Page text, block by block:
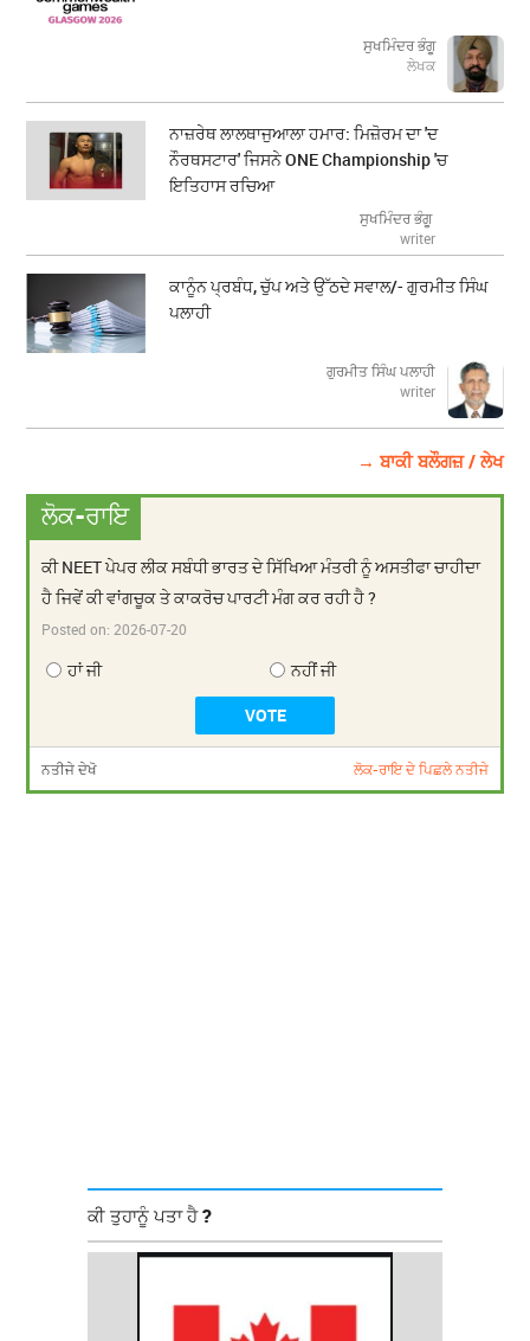
ਸੁਖਮਿੰਦਰ ਭੰਗੂ
ਲੇਖਕ
ਨਾਜ਼ਰੇਥ ਲਾਲਥਾਜੁਆਲਾ ਹਮਾਰ: ਮਿਜ਼ੋਰਮ ਦਾ 'ਦ
ਨੌਰਥਸਟਾਰ' ਜਿਸਨੇ ONE Championship 'ਚ
ਇਤਿਹਾਸ ਰਚਿਆ
ਸੁਖਮਿੰਦਰ ਭੰਗੂ
writer
ਕਾਨੂੰਨ ਪ੍ਰਬੰਧ, ਚੁੱਪ ਅਤੇ ਉੱਠਦੇ ਸਵਾਲ/- ਗੁਰਮੀਤ ਸਿੰਘ
ਪਲਾਹੀ
ਗੁਰਮੀਤ ਸਿੰਘ ਪਲਾਹੀ
writer
→ ਬਾਕੀ ਬਲੌਗਜ਼ / ਲੇਖ
ਲੋਕ-ਰਾਇ
ਕੀ NEET ਪੇਪਰ ਲੀਕ ਸਬੰਧੀ ਭਾਰਤ ਦੇ ਸਿੱਖਿਆ ਮੰਤਰੀ ਨੂੰ ਅਸਤੀਫਾ ਚਾਹੀਦਾ
ਹੈ ਜਿਵੇਂ ਕੀ ਵਾਂਗਚੂਕ ਤੇ ਕਾਕਰੋਚ ਪਾਰਟੀ ਮੰਗ ਕਰ ਰਹੀ ਹੈ ?
Posted on:2026-07-20
ਹਾਂ ਜੀ ਨਹੀਂ ਜੀ
ਨਤੀਜੇ ਦੇਖੋ ਲੋਕ-ਰਾਇ ਦੇ ਪਿਛਲੇ ਨਤੀਜੇ
ਕੀ ਤੁਹਾਨੂੰ ਪਤਾ ਹੈ ?